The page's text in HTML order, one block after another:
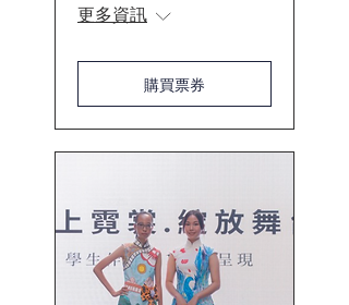
更多資訊
購買票券